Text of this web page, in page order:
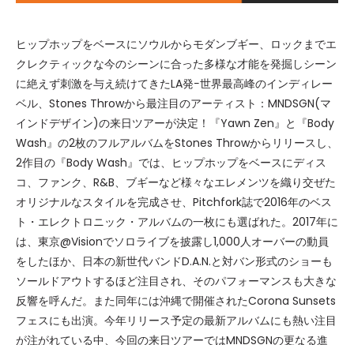
ヒップホップをベースにソウルからモダンブギー、ロックまでエ
クレクティックな今のシーンに合った多様な才能を発掘しシーン
に絶えず刺激を与え続けてきたLA発−世界最高峰のインディレー
ベル、Stones Throwから最注目のアーティスト：MNDSGN(マ
インドデザイン)の来日ツアーが決定！『Yawn Zen』と『Body
Wash』の2枚のフルアルバムをStones Throwからリリースし、
2作目の『Body Wash』では、ヒップホップをベースにディス
コ、ファンク、R&B、ブギーなど様々なエレメンツを織り交ぜた
オリジナルなスタイルを完成させ、Pitchfork誌で2016年のベス
ト・エレクトロニック・アルバムの一枚にも選ばれた。2017年に
は、東京@Visionでソロライブを披露し1,000人オーバーの動員
をしたほか、日本の新世代バンドD.A.N.と対バン形式のショーも
ソールドアウトするほど注目され、そのパフォーマンスも大きな
反響を呼んだ。また同年には沖縄で開催されたCorona Sunsets
フェスにも出演。今年リリース予定の最新アルバムにも熱い注目
が注がれている中、今回の来日ツアーではMNDSGNの更なる進